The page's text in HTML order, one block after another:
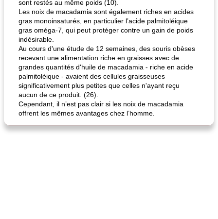
sont restés au même poids (10).
Les noix de macadamia sont également riches en acides
gras monoinsaturés, en particulier l’acide palmitoléique
gras oméga-7, qui peut protéger contre un gain de poids
indésirable.
Au cours d'une étude de 12 semaines, des souris obèses
recevant une alimentation riche en graisses avec de
grandes quantités d'huile de macadamia - riche en acide
palmitoléique - avaient des cellules graisseuses
significativement plus petites que celles n'ayant reçu
aucun de ce produit. (26).
Cependant, il n’est pas clair si les noix de macadamia
offrent les mêmes avantages chez l’homme.